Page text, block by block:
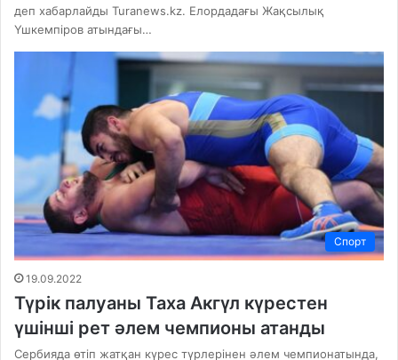
деп хабарлайды Turanews.kz. Елордадағы Жақсылық
Үшкемпіров атындағы…
Спорт
19.09.2022
Түрік палуаны Таха Акгүл күрестен
үшінші рет әлем чемпионы атанды
Сербияда өтіп жатқан күрес түрлерінен әлем чемпионатында,